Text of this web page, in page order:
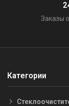
Заказы
Категории